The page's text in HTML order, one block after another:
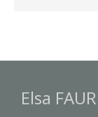
Elsa